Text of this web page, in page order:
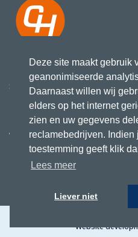
Deze site maakt gebruik
geanonimiseerde
Daarnaast willen wij
elders op het internet
zien en uw gegevens
reclamebedrijven. Indien
toestemming geeft klik
Lees meer
Liever niet
Koningsweg 27
8861 KN Harlingen
VOLG ONS
© Cruising Home 2024. All Rights
Website